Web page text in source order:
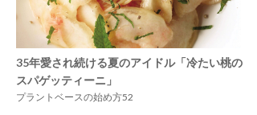
35年愛され続ける夏のアイドル「冷たい桃の
スパゲッティーニ」
プラントベースの始め方52